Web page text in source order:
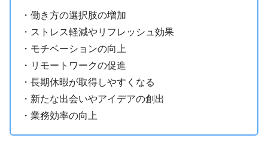
・働き方の選択肢の増加
・ストレス軽減やリフレッシュ効果
・モチベーションの向上
・リモートワークの促進
・長期休暇が取得しやすくなる
・新たな出会いやアイデアの創出
・業務効率の向上